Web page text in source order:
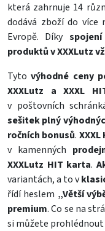
která zahrnuje 14
dodává zboží do více
Evropě. Díky spojení
produktů v XXXLutz
Tytovýhodné ceny
XXXLutz
a XXXL
v poštovních
sešitek plný
ročních bonusů.
v kamenných
XXXLutz HIT karta.
variantách, a to v
řídí heslem „Větší
premium. Co se na
si můžete prohlédnout